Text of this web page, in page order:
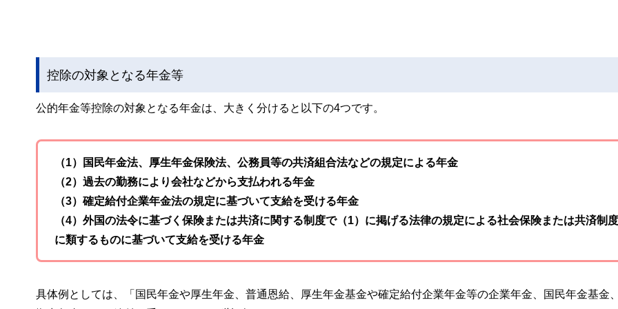
控除の対象となる年金等
公的年金等控除の対象となる年金は、大きく分けると以下の4つです。
（1）国民年金法、厚生年金保険法、公務員等の共済組合法などの規定による年金
（2）過去の勤務により会社などから支払われる年金
（3）確定給付企業年金法の規定に基づいて支給を受ける年金
（4）外国の法令に基づく保険または共済に関する制度で（1）に掲げる法律の規定による社会保険または共済制度
に類するものに基づいて支給を受ける年金
具体例としては、「国民年金や厚生年金、普通恩給、厚生年金基金や確定給付企業年金等の企業年金、国民年金基金